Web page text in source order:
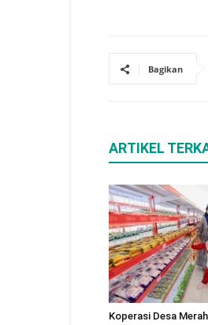
Bagikan
ARTIKEL
Koperasi Desa